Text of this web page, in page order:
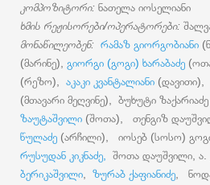
კომპოზიტორი: ნათელა იოსელიანი
ხმის რეჟისორები/ოპერატორები:
მონაწილეობენ: რამაზ გიორგობიანი
(მარინე), გიორგი (გოგი) ხარაბაძე
(რეზო), აკაკი კვანტალიანი (დავითი),
(მთავარი მეღვინე), ბუხუტი
ზაუტაშვილი (შოთა), თენგიზ
წულაძე (არჩილი), იოსებ (სოსო)
რუსუდან კიკნაძე,
შოთა დაუშვილი, ა.
ბერიკაშვილი
ზურაბ ქაფიანიძე ,